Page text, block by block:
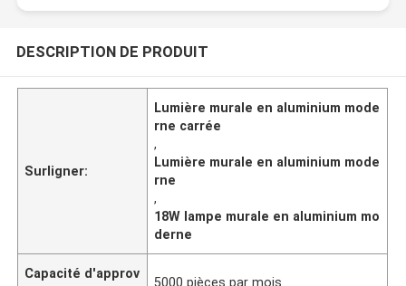
DESCRIPTION DE PRODUIT
Surligner:
Lumière murale en aluminium mode
rne carrée
,
Lumière murale en aluminium mode
rne
,
18W lampe murale en aluminium mo
derne
Capacité d'approv
5000 pièces par mois